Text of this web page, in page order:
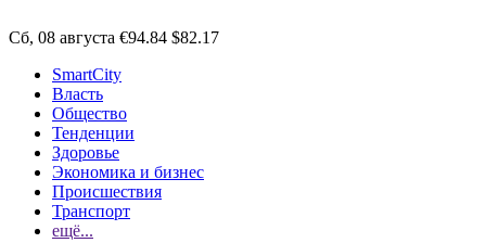
Сб, 08 августа €94.84 $82.17
SmartCity
Власть
Общество
Тенденции
Здоровье
Экономика и бизнес
Происшествия
Транспорт
ещё...